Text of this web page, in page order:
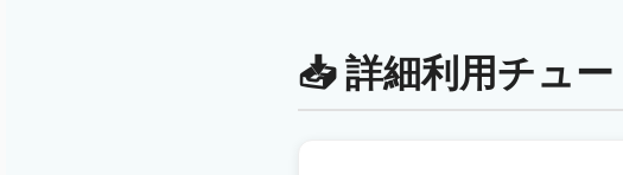
📥 詳細利用チュ